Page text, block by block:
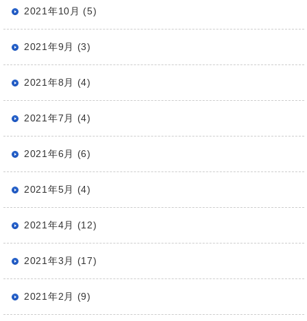
2021年10月 (5)
2021年9月 (3)
2021年8月 (4)
2021年7月 (4)
2021年6月 (6)
2021年5月 (4)
2021年4月 (12)
2021年3月 (17)
2021年2月 (9)